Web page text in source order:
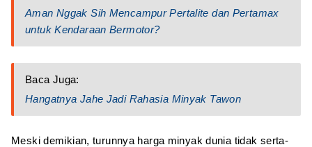
Aman Nggak Sih Mencampur Pertalite dan Pertamax
untuk Kendaraan Bermotor?
Baca Juga:
Hangatnya Jahe Jadi Rahasia Minyak Tawon
Meski demikian, turunnya harga minyak dunia tidak serta-